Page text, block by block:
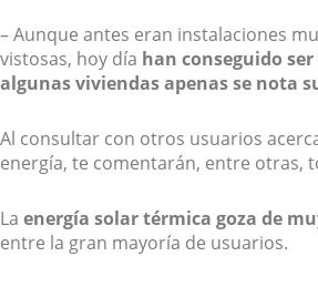
– Aunque antes eran instalaciones
vistosas, hoy día han conseguido
algunas viviendas apenas se nota
Al consultar con otros usuarios
energía, te comentarán, entre otras,
La energía solar térmica goza de
entre la gran mayoría de usuarios.